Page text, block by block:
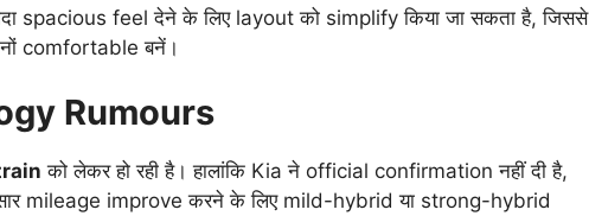
spacious feel देने के लिए layout को simplify किया जा सकता है, जिससे
comfortable बनें।
Rumours
को लेकर हो रही है। हालांकि Kia ने official confirmation नहीं दी है,
mileage improve करने के लिए mild-hybrid या strong-hybrid